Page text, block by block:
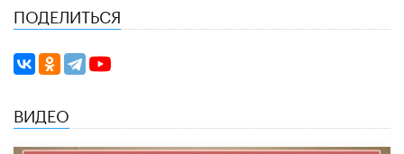
ПОДЕЛИТЬСЯ
ВИДЕО